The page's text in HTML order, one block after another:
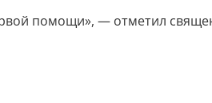
помощи», — отметил